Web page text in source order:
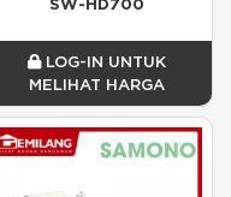
LOG-IN UNTUK
MELIHAT HARGA